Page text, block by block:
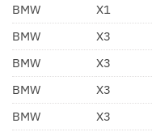
BMW
X1
BMW
X3
BMW
X3
BMW
X3
BMW
X3